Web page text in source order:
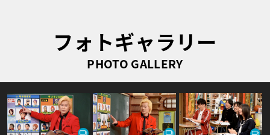
フォトギャラリー
PHOTO GALLERY